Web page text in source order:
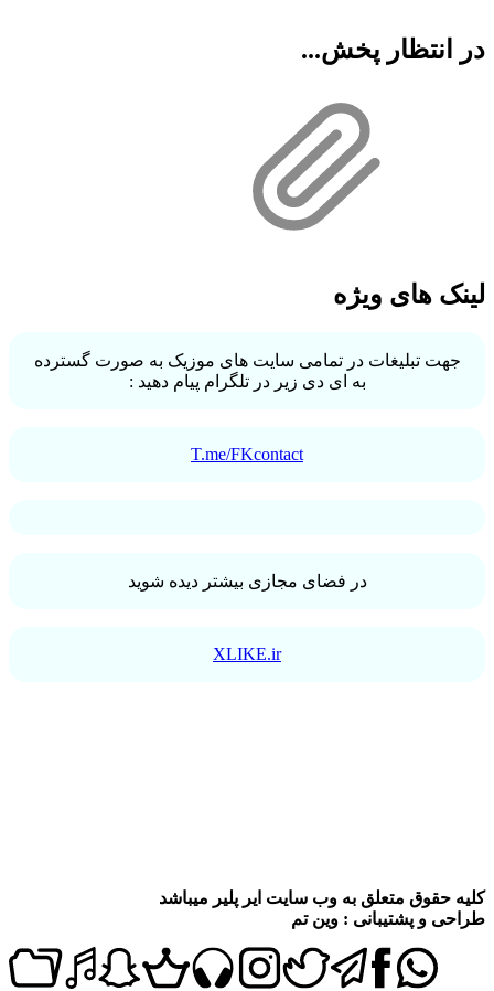
در انتظار پخش...
لینک های ویژه
جهت تبلیغات در تمامی سایت های موزیک به صورت گسترده
به ای دی زیر در تلگرام پیام دهید :
T.me/FKcontact
در فضای مجازی بیشتر دیده شوید
XLIKE.ir
کلیه حقوق متعلق به وب سایت ایر پلیر میباشد
طراحی و پشتیبانی : وین تم